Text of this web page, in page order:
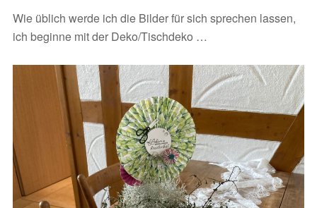
Wie üblich werde ich die Bilder für sich sprechen lassen,
ich beginne mit der Deko/Tischdeko …